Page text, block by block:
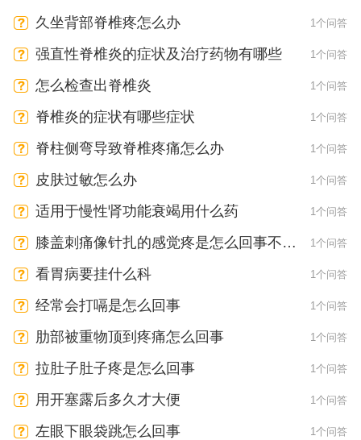
久坐背部脊椎疼怎么办 1个问答
强直性脊椎炎的症状及治疗药物有哪些 1个问答
怎么检查出脊椎炎 1个问答
脊椎炎的症状有哪些症状 1个问答
脊柱侧弯导致脊椎疼痛怎么办 1个问答
皮肤过敏怎么办 1个问答
适用于慢性肾功能衰竭用什么药 1个问答
膝盖刺痛像针扎的感觉疼是怎么回事不动
也疼
1个问答
看胃病要挂什么科 1个问答
经常会打嗝是怎么回事 1个问答
肋部被重物顶到疼痛怎么回事 1个问答
拉肚子肚子疼是怎么回事 1个问答
用开塞露后多久才大便 1个问答
左眼下眼袋跳怎么回事 1个问答